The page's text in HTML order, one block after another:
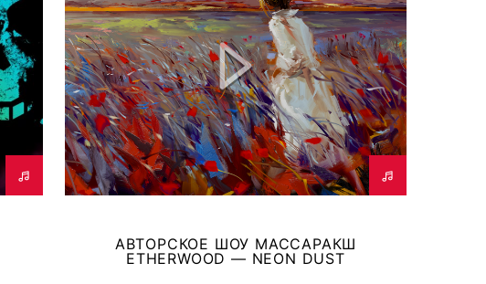
АВТОРСКОЕ ШОУ МАССАРАКШ
ETHERWOOD — NEON DUST